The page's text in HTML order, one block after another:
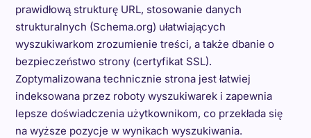
prawidłową strukturę URL, stosowanie danych
strukturalnych (Schema.org) ułatwiających
wyszukiwarkom zrozumienie treści, a także dbanie o
bezpieczeństwo strony (certyfikat SSL).
Zoptymalizowana technicznie strona jest łatwiej
indeksowana przez roboty wyszukiwarek i zapewnia
lepsze doświadczenia użytkownikom, co przekłada się
na wyższe pozycje w wynikach wyszukiwania.